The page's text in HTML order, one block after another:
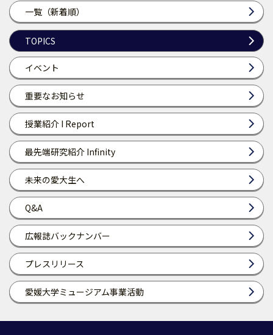
一覧（新着順）
TOPICS
イベント
重要なお知らせ
授業紹介 I Report
最先端研究紹介 Infinity
未来の愛大生へ
Q&A
広報誌バックナンバー
プレスリリース
愛媛大学ミュージアム事業活動